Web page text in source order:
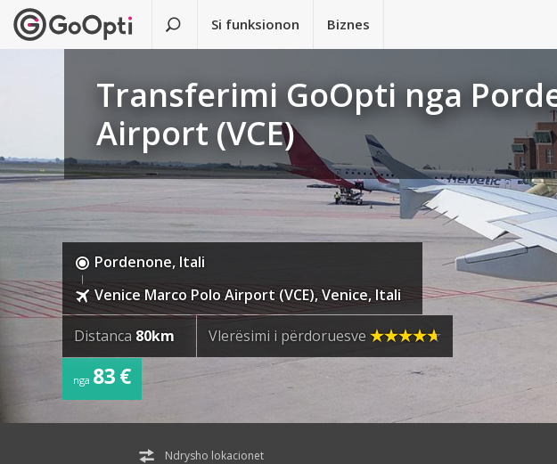
Si funksionon Biznes
Transferimi GoOpti nga
Airport (VCE)
Pordenone, Itali
Venice Marco Polo Airport (VCE), Venice, Itali
Distanca 80km Vlerësimi i përdoruesve
nga 83 €
Ndrysho lokacionet